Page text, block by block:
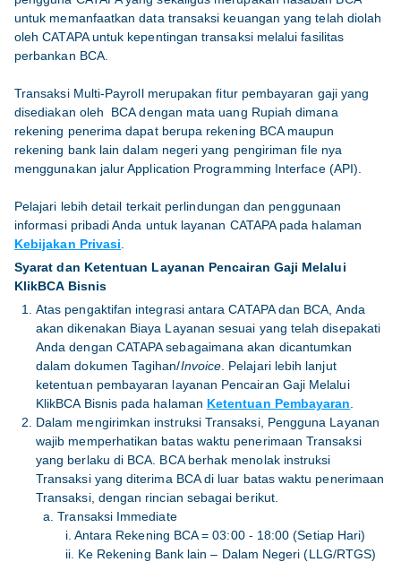
untuk memanfaatkan data transaksi keuangan yang telah diolah
oleh CATAPA untuk kepentingan transaksi melalui fasilitas
perbankan BCA.
Transaksi Multi-Payroll merupakan fitur pembayaran gaji yang
disediakan oleh BCA dengan mata uang Rupiah dimana
rekening penerima dapat berupa rekening BCA maupun
rekening bank lain dalam negeri yang pengiriman file nya
menggunakan jalur Application Programming Interface (API).
Pelajari lebih detail terkait perlindungan dan penggunaan
informasi pribadi Anda untuk layanan CATAPA pada halaman
Kebijakan Privasi
Syarat dan Ketentuan Layanan Pencairan Gaji Melalui
KlikBCA Bisnis
Atas pengaktifan integrasi antara CATAPA dan BCA, Anda
akan dikenakan Biaya Layanan sesuai yang telah disepakati
Anda dengan CATAPA sebagaimana akan dicantumkan
dalam dokumen Tagihan/Invoice . Pelajari lebih lanjut
ketentuan pembayaran layanan Pencairan Gaji Melalui
KlikBCA Bisnis pada halaman Ketentuan Pembayaran
Dalam mengirimkan instruksi Transaksi, Pengguna Layanan
wajib memperhatikan batas waktu penerimaan Transaksi
yang berlaku di BCA. BCA berhak menolak instruksi
Transaksi yang diterima BCA di luar batas waktu penerimaan
Transaksi, dengan rincian sebagai berikut.
a. Transaksi Immediate
i. Antara Rekening BCA = 03:00 - 18:00 (Setiap Hari)
ii. Ke Rekening Bank lain – Dalam Negeri (LLG/RTGS)